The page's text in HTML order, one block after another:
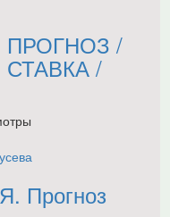
/
/
Прогноз